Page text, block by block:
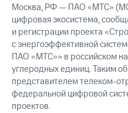
Москва, РФ — ПАО «МТС»
цифровая экосистема,
и регистрации проекта
с энергоэффективной
ПАО «МТС»» в российском
углеродных единиц. Таким
представителем телеком-
федеральной цифровой
проектов.